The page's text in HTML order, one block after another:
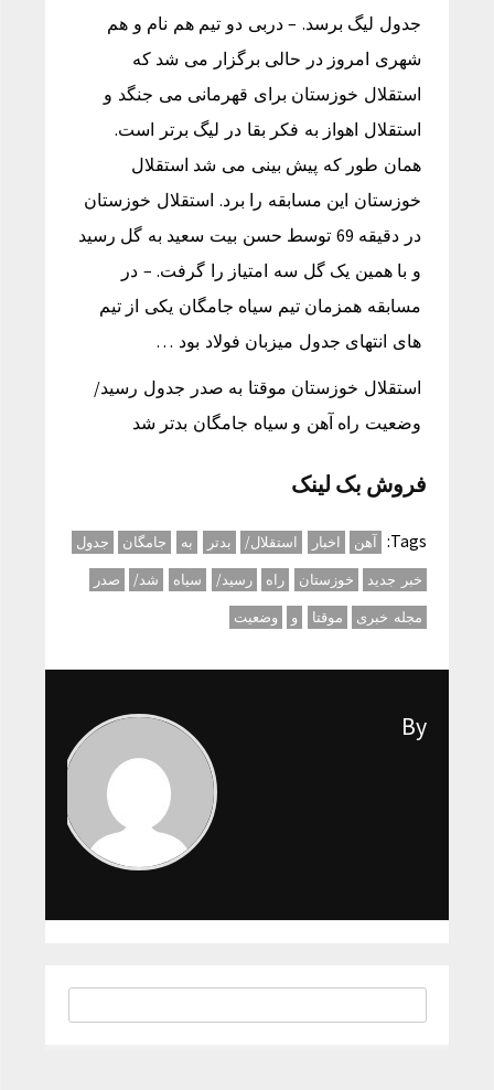
جدول لیگ برسد. – دربی دو تیم هم نام و هم
شهری امروز در حالی برگزار می شد که
استقلال خوزستان برای قهرمانی می جنگد و
استقلال اهواز به فکر بقا در لیگ برتر است.
همان طور که پیش بینی می شد استقلال
خوزستان این مسابقه را برد. استقلال خوزستان
در دقیقه 69 توسط حسن بیت سعید به گل رسید
و با همین یک گل سه امتیاز را گرفت. – در
مسابقه همزمان تیم سیاه جامگان یکی از تیم
های انتهای جدول میزبان فولاد بود …
استقلال خوزستان موقتا به صدر جدول رسید/
وضعیت راه آهن و سیاه جامگان بدتر شد
فروش بک لینک
Tags: آهن اخبار استقلال/ بدتر به جامگان
جدول
خبر جدید
خوزستان راه رسید/ سیاه شد/
صدر
مجله خبری
موقتا و وضعیت
By